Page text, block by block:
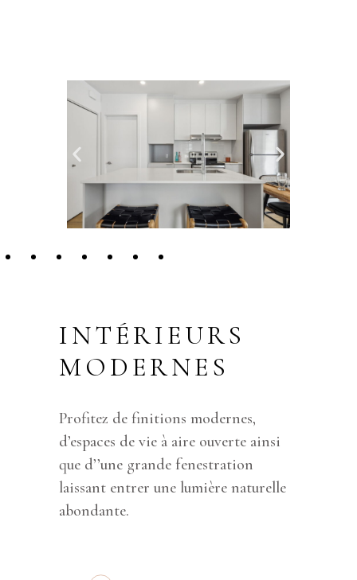
INTÉRIEURS
MODERNES
Profitez de finitions modernes,
d’espaces de vie à aire ouverte ainsi
que d’’une grande fenestration
laissant entrer une lumière naturelle
abondante.